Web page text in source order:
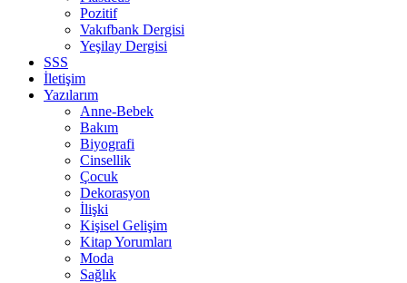
Pozitif
Vakıfbank Dergisi
Yeşilay Dergisi
SSS
İletişim
Yazılarım
Anne-Bebek
Bakım
Biyografi
Cinsellik
Çocuk
Dekorasyon
İlişki
Kişisel Gelişim
Kitap Yorumları
Moda
Sağlık